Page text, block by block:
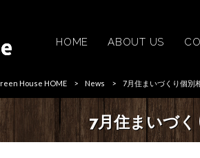
HOME ABOUT US
House HOME > News > 7月住まいづくり個別
7月住まいづく